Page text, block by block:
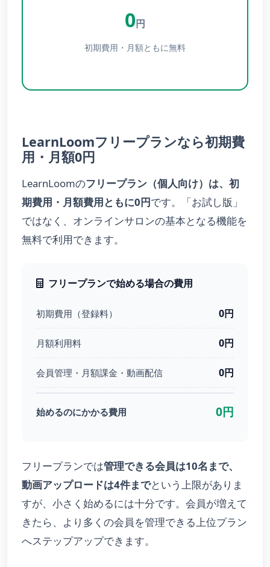
0円
初期費用・月額ともに無料
LearnLoomフリープランなら初期費
用・月額0円
LearnLoomのフリープラン（個人向け）は、初
期費用・月額費用ともに0円です。「お試し版」
ではなく、オンラインサロンの基本となる機能を
無料で利用できます。
フリープランで始める場合の費用
初期費用（登録料） 0円
月額利用料 0円
会員管理・月額課金・動画配信 0円
始めるのにかかる費用 0円
フリープランでは管理できる会員は10名まで、
動画アップロードは4件までという上限がありま
すが、小さく始めるには十分です。会員が増えて
きたら、より多くの会員を管理できる上位プラン
へステップアップできます。